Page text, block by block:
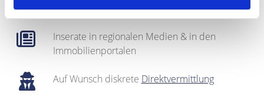
gepflegterInteressentenkartei
Inserate in regionalen Medien & in den
Immobilienportalen
Auf Wunsch diskrete Direktvermittlung